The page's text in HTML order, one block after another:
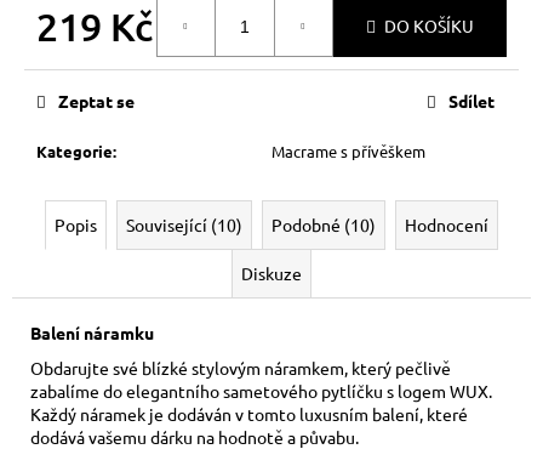
219 Kč DO KOŠÍKU
Kategorie: Macrame s přívěškem
Zeptat se Sdílet
Popis Související (10) Podobné (10) Hodnocení
Diskuze
Balení náramku
Obdarujte své blízké stylovým náramkem, který pečlivě
zabalíme do elegantního sametového pytlíčku s logem WUX.
Každý náramek je dodáván v tomto luxusním balení, které
dodává vašemu dárku na hodnotě a půvabu.